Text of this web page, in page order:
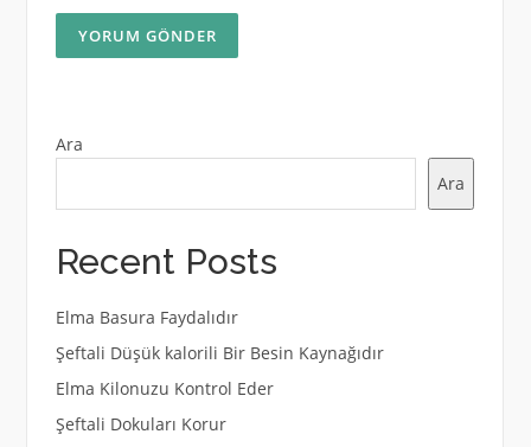
Ara
Ara
Recent Posts
Elma Basura Faydalıdır
Şeftali Düşük kalorili Bir Besin Kaynağıdır
Elma Kilonuzu Kontrol Eder
Şeftali Dokuları Korur